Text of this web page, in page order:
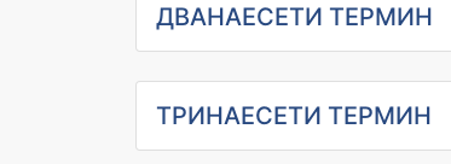
ДВАНАЕСЕТИ ТЕРМИН
ТРИНАЕСЕТИ ТЕРМИН